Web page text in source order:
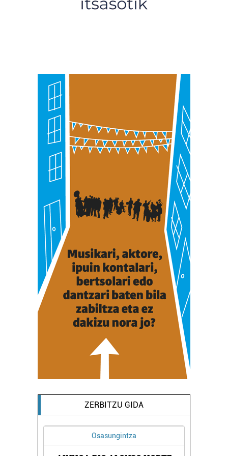
ZERBITZU GIDA
Osasungintza